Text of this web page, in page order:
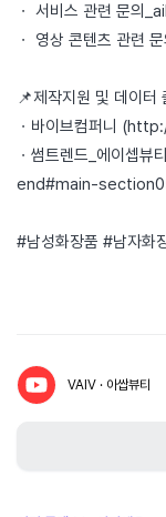
ㆍ 서비스 관련 문의
ㆍ 영상 콘텐츠 관련
📌제작지원 및 데이터
ㆍ바이브컴퍼니 (
ㆍ썸트렌드_에이셉뷰
end#main-
#남성화장품 #남자화
VAIV · 아쌉뷰티